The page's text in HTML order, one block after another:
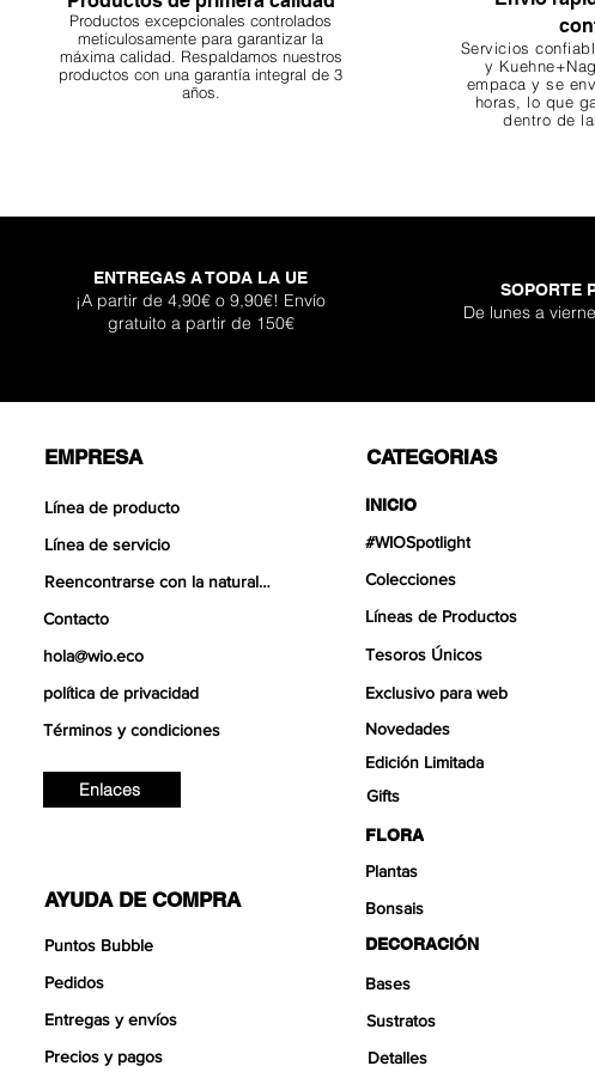
One Back
Super Shallow Pro
Inferno Boulder
Hellboy Dragon Nano
Darknight Dragon
Adhesivo
Titan Boulder Nano
Productos excepcionales controlados
meticulosamente para garantizar la
máxima calidad. Respaldamos nuestros
productos con una garantía integral de 3
años.
Servicios
y
empaca y se
horas, lo que
dentro de
ENTREGAS A TODA LA UE
¡A partir de 4,90€ o 9,90€! Envío
gratuito a partir de 150€
SOPORTE
De lunes a
EMPRESA
Línea de producto
Línea de servicio
Reencontrarse con la naturaleza
Contacto
hola@wio.eco
política de privacidad
Términos y condiciones
Enlaces
AYUDA DE COMPRA
Puntos Bubble
Pedidos
Entregas y envíos
Precios y pagos
CATEGORIAS
INICIO
#WIOSpotlight
Colecciones
Líneas de Productos
Tesoros Únicos
Exclusivo para web
Novedades
Edición Limitada
Gifts
FLORA
Plantas
Bonsais
DECORACIÓN
Bases
Sustratos
Detalles